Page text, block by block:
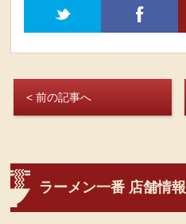
t f
< 前の記事へ
ラーメン一番 店舗情報